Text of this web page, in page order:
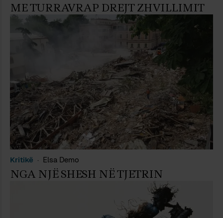
ME TURRAVRAP DREJT ZHVILLIMIT
Kritikë Elsa Demo
NGA NJË SHESH NË TJETRIN